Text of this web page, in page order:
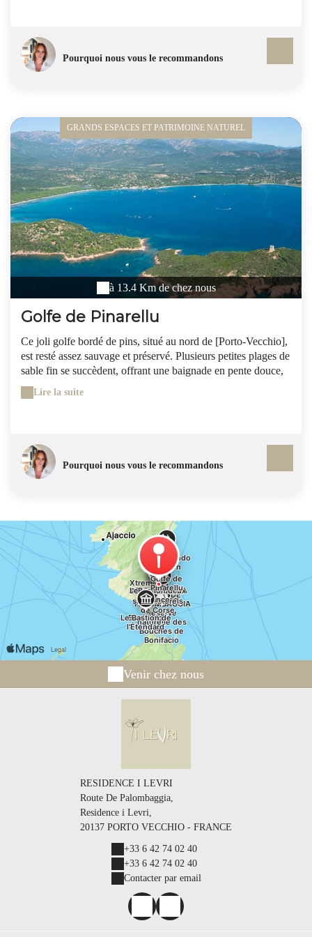
sur les falaises. La visite donne aussi accès au Jardin des
Vestiges qui présente, au milieu de diverses espèces de la
flore méditerranéenne, les ruines des anciennes fortifications
Pourquoi nous vous le recommandons
GRANDS ESPACES ET PATRIMOINE NATUREL
à 13.4 Km de chez nous
Golfe de Pinarellu
Ce joli golfe bordé de pins, situé au nord de [Porto-Vecchio],
est resté assez sauvage et préservé. Plusieurs petites plages de
sable fin se succèdent, offrant une baignade en pente douce,
idéale pour les familles. La plage plus au Sud, la plus grande,
se poursuit par un sentier qui pénètre le maquis, jusqu'à la
(l'eau monte jusqu'à la taille par un mince goulet). En
revenant vers le creux du golfe, vous trouverez un petit port
et des restaurants, qui les pieds dans l'eau, vous aideront à
pinède, les voitures se garant le long de la route.
Lire la suite
Pourquoi nous vous le recommandons
Venir chez nous
RESIDENCE I LEVRI
Route De Palombaggia,
Residence i Levri,
20137 PORTO VECCHIO - FRANCE
+33 6 42 74 02 40
+33 6 42 74 02 40
Contacter par email